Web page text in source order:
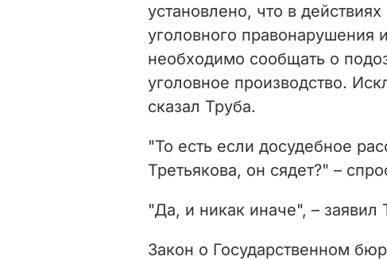
установлено, что в
уголовного правонарушения
необходимо сообщать о
уголовное производство.
сказал Труба.
"То есть если досудебное
Третьякова, он сядет?" –
"Да, и никак иначе", – заявил
Закон о Государственном